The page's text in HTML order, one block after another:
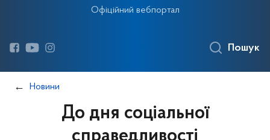
Офіційний вебпортал
Пошук
Новини
До дня соціальної